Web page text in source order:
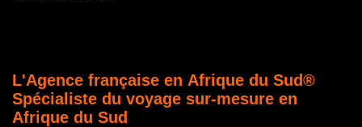
L'Agence française en Afrique du Sud®
Spécialiste du voyage sur-mesure en
Afrique du Sud